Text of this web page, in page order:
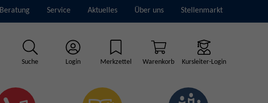
Beratung Service Aktuelles Über uns Stellenmarkt
Suche Login Merkzettel Warenkorb Kursleiter-Login